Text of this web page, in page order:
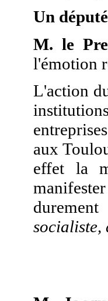
Un
M. le
l'émotion
L'action
aux
effet la
socialiste,